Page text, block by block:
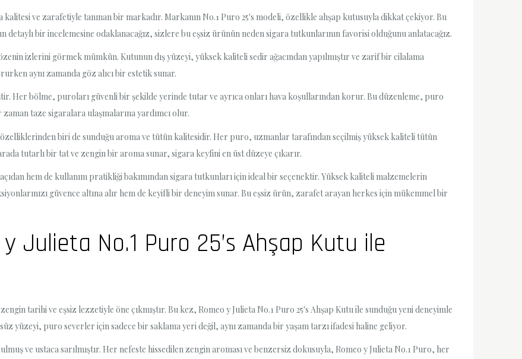
kalitesi ve zarafetiyle tanınan bir markadır. Markanın No.1 Puro 25's modeli, özellikle ahşap kutusuyla dikkat çekiyor. Bu
detaylı bir incelemesine odaklanacağız, sizlere bu eşsiz ürünün neden sigara tutkunlarının favorisi olduğunu anlatacağız.
izlerini görmek mümkün. Kutunun dış yüzeyi, yüksek kaliteli sedir ağacından yapılmıştır ve zarif bir cilalama
aynı zamanda göz alıcı bir estetik sunar.
Her bölme, puroları güvenli bir şekilde yerinde tutar ve ayrıca onları hava koşullarından korur. Bu düzenleme, puro
taze sigaralara ulaşmalarına yardımcı olur.
özelliklerinden biri de sunduğu aroma ve tütün kalitesidir. Her puro, uzmanlar tarafından seçilmiş yüksek kaliteli tütün
tutarlı bir tat ve zengin bir aroma sunar, sigara keyfini en üst düzeye çıkarır.
hem de kullanım pratikliği bakımından sigara tutkunları için ideal bir seçenektir. Yüksek kaliteli malzemelerin
güvence altına alır hem de keyifli bir deneyim sunar. Bu eşsiz ürün, zarafet arayan herkes için mükemmel bir
Julieta No.1 Puro 25’s Ahşap Kutu ile
tarihi ve eşsiz lezzetiyle öne çıkmıştır. Bu kez, Romeo y Julieta No.1 Puro 25's Ahşap Kutu ile sunduğu yeni deneyimle
yüzeyi, puro severler için sadece bir saklama yeri değil, aynı zamanda bir yaşam tarzı ifadesi haline geliyor.
ve ustaca sarılmıştır. Her nefeste hissedilen zengin aroması ve benzersiz dokusuyla, Romeo y Julieta No.1 Puro, her